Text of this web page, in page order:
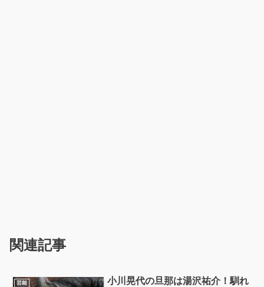
関連記事
芸能
小川晃代の旦那は湯沢祐介！馴れ